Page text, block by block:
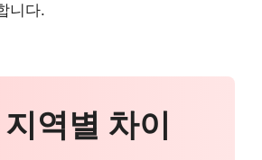
니다.
역별 차이